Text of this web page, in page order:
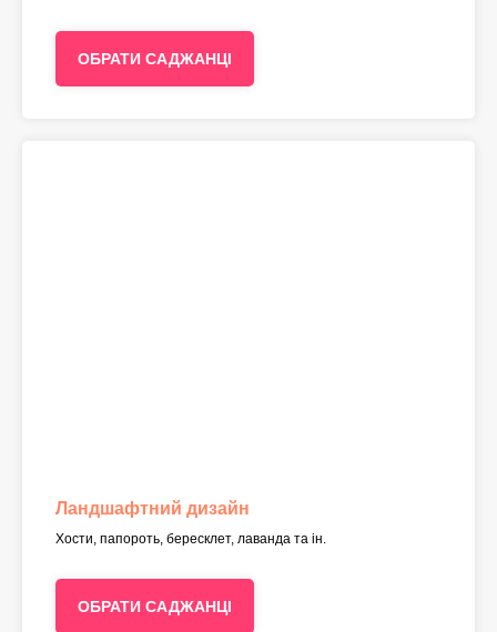
ОБРАТИ САДЖАНЦІ
Ландшафтний дизайн
Хости, папороть, бересклет, лаванда та ін.
ОБРАТИ САДЖАНЦІ